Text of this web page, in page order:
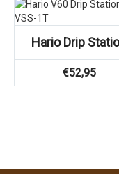
Hario Drip
€52,95